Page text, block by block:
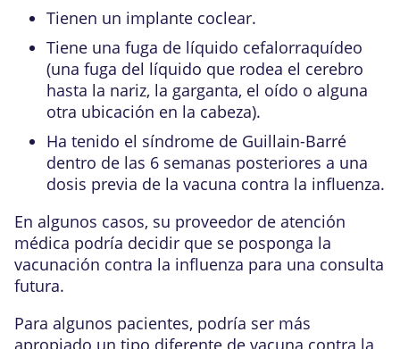
Tienen un implante coclear.
Tiene una fuga de líquido cefalorraquídeo
(una fuga del líquido que rodea el cerebro
hasta la nariz, la garganta, el oído o alguna
otra ubicación en la cabeza).
Ha tenido el síndrome de Guillain-Barré
dentro de las 6 semanas posteriores a una
dosis previa de la vacuna contra la influenza.
En algunos casos, su proveedor de atención
médica podría decidir que se posponga la
vacunación contra la influenza para una consulta
futura.
Para algunos pacientes, podría ser más
apropiado un tipo diferente de vacuna contra la